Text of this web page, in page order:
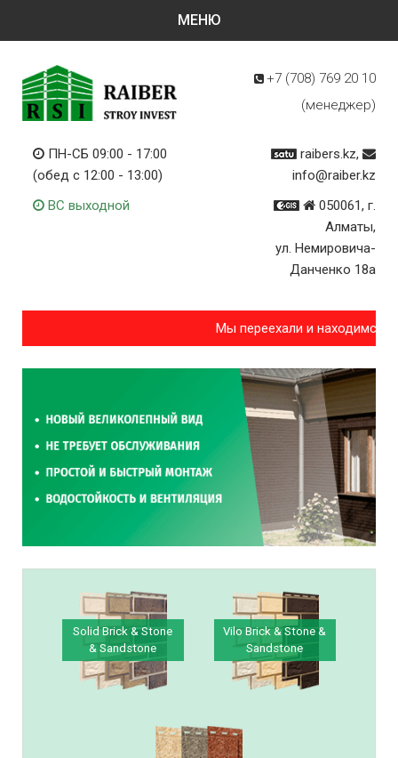
+7 (708) 769 20 10
(менеджер)
ПН-СБ 09:00 - 17:00
(обед с 12:00 - 13:00)
ВС выходной
raibers.kz,
info@raiber.kz
050061, г.
Алматы,
ул. Немировича-
Данченко 18а
Мы переехали и
Solid Brick & Stone
& Sandstone
Vilo Brick & Stone &
Sandstone